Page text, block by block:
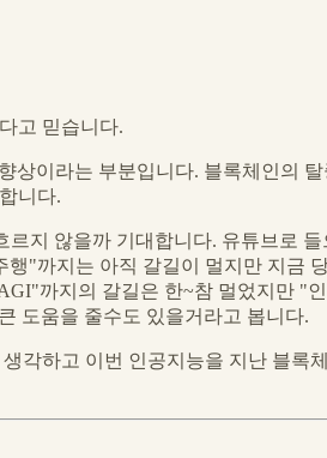
고 믿습니다.
이라는 부분입니다. 블록체인의
니다.
지 않을까 기대합니다. 유튜브로
"까지는 아직 갈길이 멀지만 지금
까지의 갈길은 한~참 멀었지만 "
도움을 줄수도 있을거라고 봅니다.
각하고 이번 인공지능을 지난 블록